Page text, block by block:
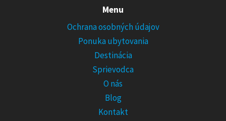
Menu
Ochrana osobných údajov
Ponuka ubytovania
Destinácia
Sprievodca
O nás
Blog
Kontakt